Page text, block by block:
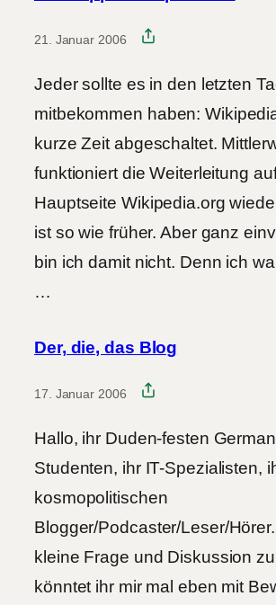
21. Januar 2006
Jeder sollte es in den letzten
mitbekommen haben:
kurze Zeit abgeschaltet.
funktioniert die Weiterleitung
Hauptseite Wikipedia.org
ist so wie früher. Aber ganz
bin ich damit nicht. Denn ich
…
Der, die, das Blog
17. Januar 2006
Hallo, ihr Duden-festen
Studenten, ihr IT-Spezialisten,
kosmopolitischen
Blogger/Podcaster/Leser/
kleine Frage und Diskussion
könntet ihr mir mal eben mit